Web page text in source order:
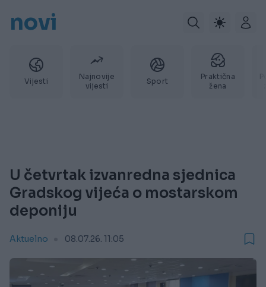
novi
Vijesti
Najnovije
vijesti
Sport
Praktična
žena
U četvrtak izvanredna sjednica
Gradskog vijeća o mostarskom
deponiju
Aktuelno 08.07.26. 11:05